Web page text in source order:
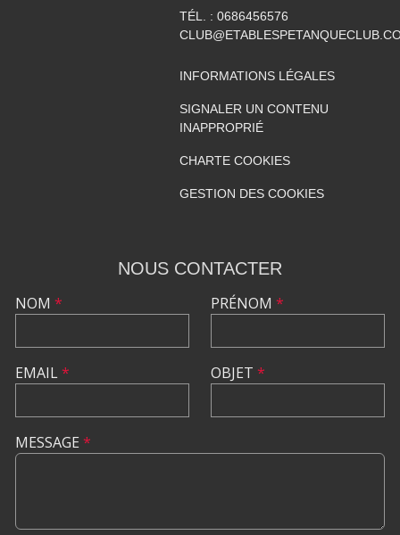
TÉL. : 0686456576
INFORMATIONS LÉGALES
SIGNALER UN CONTENU
INAPPROPRIÉ
CHARTE COOKIES
GESTION DES COOKIES
NOUS CONTACTER
NOM *
EMAIL*
PRÉNOM *
OBJET *
MESSAGE *